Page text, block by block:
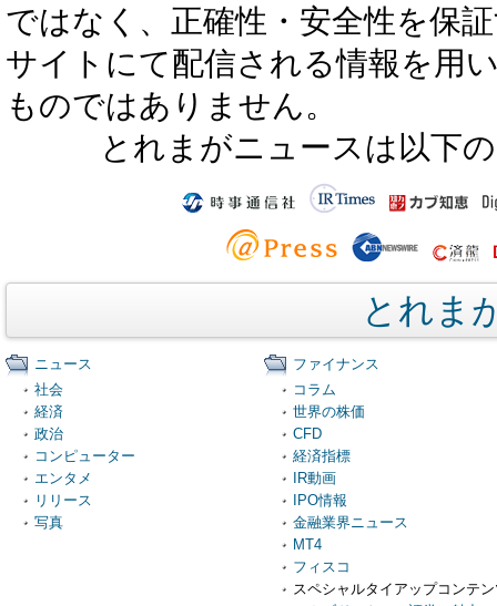
ではなく、正確性・安全性を保
サイトにて配信される情報を用
ものではありません。
とれまがニュースは以下
とれま
ニュース
社会
経済
政治
コンピューター
エンタメ
リリース
写真
ファイナンス
コラム
世界の株価
CFD
経済指標
IR動画
IPO情報
金融業界ニュース
MT4
フィスコ
スペシャルタイアップコンテ